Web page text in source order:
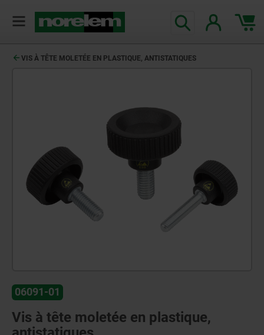
VIS À TÊTE MOLETÉE EN PLASTIQUE, ANTISTATIQUES
06091-01
Vis à tête moletée en plastique,